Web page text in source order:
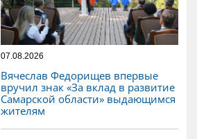
07.08.2026
Вячеслав Федорищев впервые
вручил знак «За вклад в развитие
Самарской области» выдающимся
жителям